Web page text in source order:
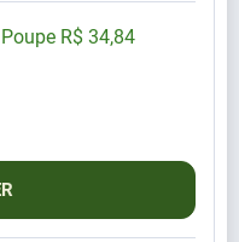
Poupe R$ 34,84